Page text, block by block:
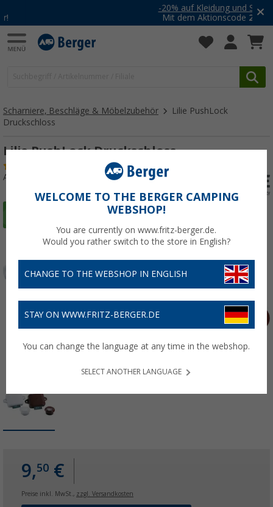
-20% auf Kleidung und Schuhe
Mit dem Aktionscode20SSV
Scharniere, Beschläge & Möbelzubehör
Lilie PushLock
Druckschloss
Lilie PushLock Druckschloss
Art.-Nr.: 172920
9,50 €
Preise inkl. MwSt., zzgl. Versandkosten
WELCOME TO THE BERGER CAMPING
WEBSHOP!
You are currently on www.fritz-berger.de.
Would you rather switch to the store in English?
CHANGE TO THE WEBSHOP IN ENGLISH
STAY ON WWW.FRITZ-BERGER.DE
You can change the language at any time in the webshop.
SELECT ANOTHER LANGUAGE